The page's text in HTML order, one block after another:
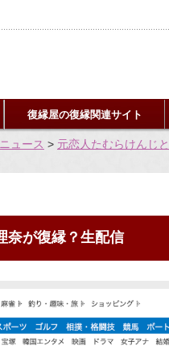
復縁屋の復縁関連サイト
ュース > 元恋人たむらけんじ
奈が復縁？生配信